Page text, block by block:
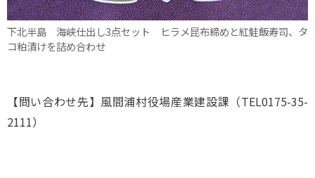
下北半島 海峡仕出し3点セット ヒラメ昆布締めと紅鮭飯寿司、タ
コ粕漬けを詰め合わせ
【問い合わせ先】風間浦村役場産業建設課（TEL0175-35-
2111）